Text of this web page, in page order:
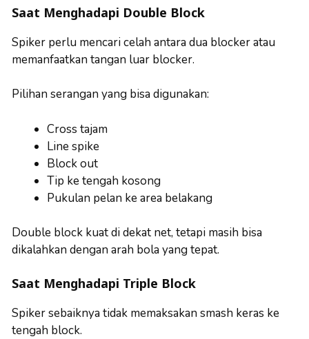
Saat Menghadapi Double Block
Spiker perlu mencari celah antara dua blocker atau
memanfaatkan tangan luar blocker.
Pilihan serangan yang bisa digunakan:
Cross tajam
Line spike
Block out
Tip ke tengah kosong
Pukulan pelan ke area belakang
Double block kuat di dekat net, tetapi masih bisa
dikalahkan dengan arah bola yang tepat.
Saat Menghadapi Triple Block
Spiker sebaiknya tidak memaksakan smash keras ke
tengah block.